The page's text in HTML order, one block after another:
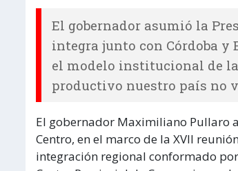
El gobernador asumió la
integra junto con Córdoba y
el modelo institucional de
productivo nuestro país no
El gobernador Maximiliano Pullaro
Centro, en el marco de la XVII
integración regional conformado por